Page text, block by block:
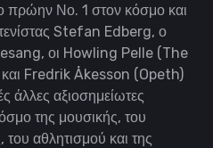
πρώην Νο. 1 στον κόσμο και
Stefan Edberg, ο
οι Howling Pelle (The
Fredrik Åkesson (Opeth)
άλλες αξιοσημείωτες
της μουσικής, του
αθλητισμού και της